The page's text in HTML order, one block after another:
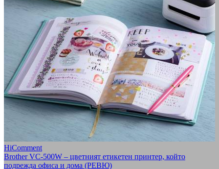
HiComment
Brother VC-500W – цветният етикетен принтер, който
подрежда офиса и дома (РЕВЮ)